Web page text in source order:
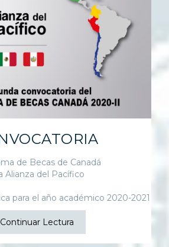
de Becas de Canadá
Alianza del Pacífico
para el año académico 2020-2021
Continuar Lectura